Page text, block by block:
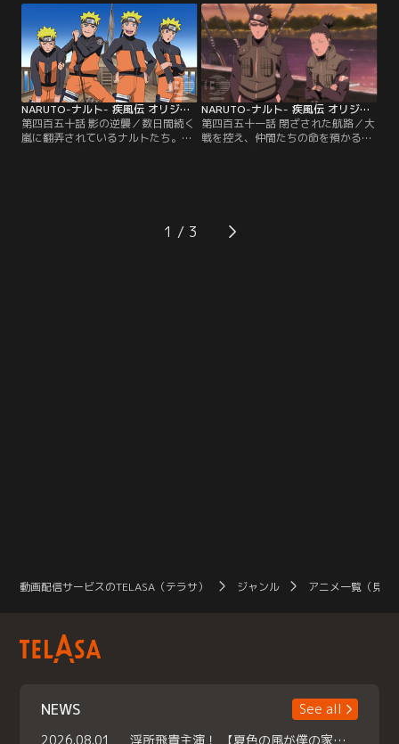
して飲みすぎたガイは、途中から記
憶をなくしていた。それはなぜか夕
べ一緒にいたリーも同じで、二人と
も必死で記憶の糸をたぐりよせる。
そしてガイは、漠然と思い出した記
憶の中からある結論に辿り着く。
【提供：バンダイチャンネル】
の野菜売りと出会い、すすめられる
まま珍しいキノコを買う。ところ
が、港での補給を終え、次の航海へ
と出発した船をとんでもない悪夢が
襲う。はじまりは急に体調を崩した
ヤマトが倒れたことだった。【提
供：バンダイチャンネル】
NARUTO-ナルト- 疾風伝 オリジナル（2）航海編 第450話
第四百五十話 影の逆襲／数日間続く
嵐に翻弄されているナルトたち。ナ
し、待遇改善を要求すべく反乱を起
こしてしまう。慌てて影分身を解こ
NARUTO-ナルト- 疾風伝 オリジナル（2）航海編 第451話
第四百五十一話 閉ざされた航路／大
戦を控え、仲間たちの命を預かる責
任務だった。無事目的を果たし、島
を出ようとする一行だが、突如船は
1
動画配信サービスのTELASA（テラサ） ジャンル アニメ一覧（見放
NEWS
See all
2026.08.01
浮所飛貴主演！ 【夏色の風が僕の家にやってきた】 本日よりテラサで独占配信スタート！